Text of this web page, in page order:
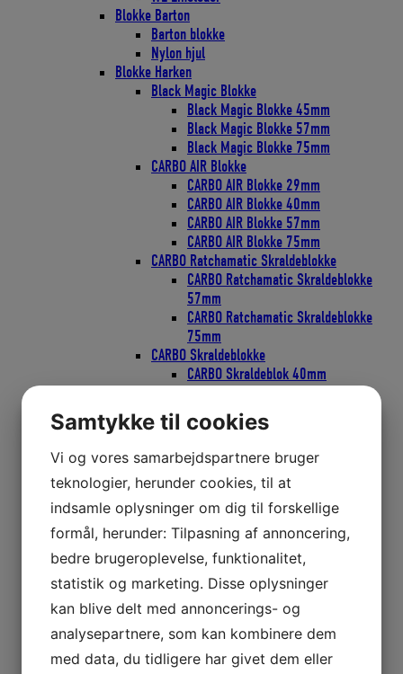
Blokke Barton
Barton blokke
Nylon hjul
Blokke Harken
Black Magic Blokke
Black Magic Blokke 45mm
Black Magic Blokke 57mm
Black Magic Blokke 75mm
CARBO AIR Blokke
CARBO AIR Blokke 29mm
CARBO AIR Blokke 40mm
CARBO AIR Blokke 57mm
CARBO AIR Blokke 75mm
CARBO Ratchamatic Skraldeblokke
CARBO Ratchamatic Skraldeblokke
57mm
CARBO Ratchamatic Skraldeblokke
75mm
CARBO Skraldeblokke
CARBO Skraldeblok 40mm
CARBO Skraldeblok 75mm
Classic Blokke
Bullet Classic Blokke 29mm
Bullet Classic Blokke 38mm
Bullet Classic Blokke 57mm
Element Blokke
Element Blokke 45mm
Element Blokke 60mm
Element Blokke 80mm
ESP Cruising Blokke
ESP Cruising 40mm
ESP Cruising 57mm
ESP Cruising 75mm
Flip-Flop Blokke
Samtykke til cookies
Vi og vores samarbejdspartnere bruger
teknologier, herunder cookies, til at
indsamle oplysninger om dig til forskellige
formål, herunder: Tilpasning af annoncering,
bedre brugeroplevelse, funktionalitet,
statistik og marketing. Disse oplysninger
kan blive delt med annoncerings- og
analysepartnere, som kan kombinere dem
med data, du tidligere har givet dem eller